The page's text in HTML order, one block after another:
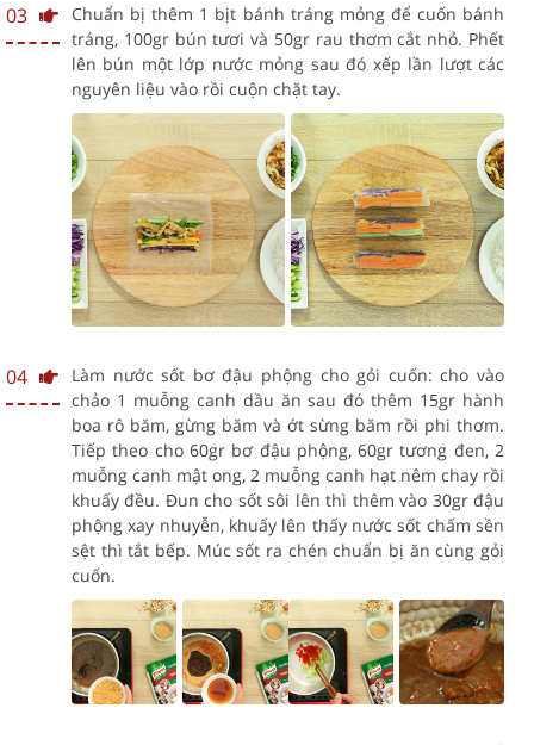
03
Chuẩn bị thêm 1 bịt bánh tráng mỏng để cuốn bánh
tráng, 100gr bún tươi và 50gr rau thơm cắt nhỏ. Phết
lên bún một lớp nước mỏng sau đó xếp lần lượt các
nguyên liệu vào rồi cuộn chặt tay.
04
Làm nước sốt bơ đậu phộng cho gỏi cuốn: cho vào
chảo 1 muỗng canh dầu ăn sau đó thêm 15gr hành
boa rô băm, gừng băm và ớt sừng băm rồi phi thơm.
Tiếp theo cho 60gr bơ đậu phộng, 60gr tương đen, 2
muỗng canh mật ong, 2 muỗng canh hạt nêm chay rồi
khuấy đều. Đun cho sốt sôi lên thì thêm vào 30gr đậu
phộng xay nhuyễn, khuấy lên thấy nước sốt chấm sền
sệt thì tắt bếp. Múc sốt ra chén chuẩn bị ăn cùng gỏi
cuốn.